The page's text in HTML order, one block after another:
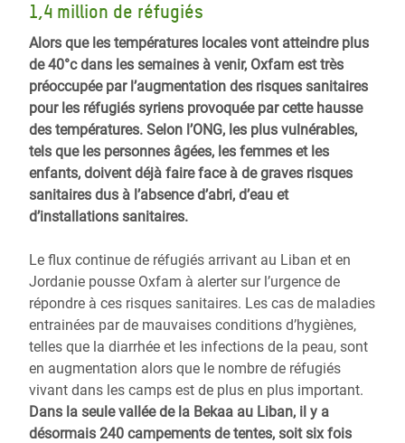
1,4 million de réfugiés
Alors que les températures locales vont atteindre plus
de 40°c dans les semaines à venir, Oxfam est très
préoccupée par l’augmentation des risques sanitaires
pour les réfugiés syriens provoquée par cette hausse
des températures. Selon l’ONG, les plus vulnérables,
tels que les personnes âgées, les femmes et les
enfants, doivent déjà faire face à de graves risques
sanitaires dus à l’absence d’abri, d’eau et
d’installations sanitaires.
Le flux continue de réfugiés arrivant au Liban et en
Jordanie pousse Oxfam à alerter sur l’urgence de
répondre à ces risques sanitaires. Les cas de maladies
entrainées par de mauvaises conditions d’hygiènes,
telles que la diarrhée et les infections de la peau, sont
en augmentation alors que le nombre de réfugiés
vivant dans les camps est de plus en plus important.
Dans la seule vallée de la Bekaa au Liban, il y a
désormais 240 campements de tentes, soit six fois